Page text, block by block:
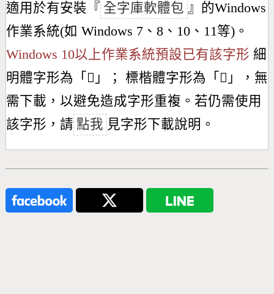
適用於有安裝『 全字庫軟體包 』的Windows
作業系統(如 Windows 7、8、10、11等)。
Windows 10以上作業系統預設已有該字形 細
明體字形為「 𠃻 」； 標楷體字形為「 𠃻 」，無
需下載，以避免造成字形重複。若仍需使用
該字形，請 點我 見字形下載說明。